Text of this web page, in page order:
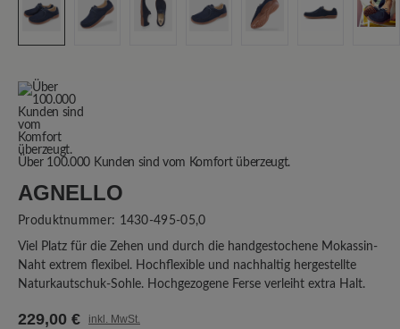
Über 100.000 Kunden sind vom Komfort überzeugt.
AGNELLO
Produktnummer: 1430-495-05,0
Viel Platz für die Zehen und durch die handgestochene Mokassin-
Naht extrem flexibel. Hochflexible und nachhaltig hergestellte
Naturkautschuk-Sohle. Hochgezogene Ferse verleiht extra Halt.
229,00 € inkl. MwSt.